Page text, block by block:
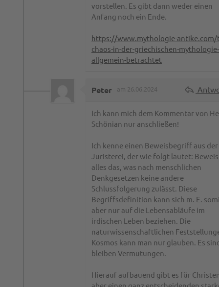
vorstellen. Es gibt dann weder einen
Anfang noch ein Ende.
https://www.mythologie-antike.com/
chaos-in-der-griechischen-
allgemein-betrachtet
Peter am 26.06.2024
Ich kann mich dem Kommentar von
Schönian nur anschließen!
Ich kenne einen Beweisbegriff aus der
Juristerei, der wie folgt lautet:
alles das, was nach menschlichen
Denkgesetzen keine andere
Schlussfolgerung zulässt. Diese
Begriffsdefinition kann sich m. E.
aber nur auf die Lebensabläufe im
irdischen Leben beziehen. Die
naturwissenschaftlichen
Kosmos kann man nur glauben. Es
bleiben Vermutungen.
Hierauf aufbauend gibt es für